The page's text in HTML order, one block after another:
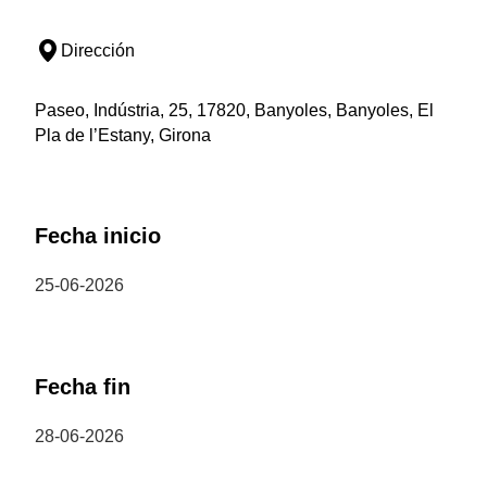
Dirección
Paseo, Indústria, 25, 17820, Banyoles, Banyoles, El
Pla de l’Estany, Girona
Fecha inicio
25-06-2026
Fecha fin
28-06-2026